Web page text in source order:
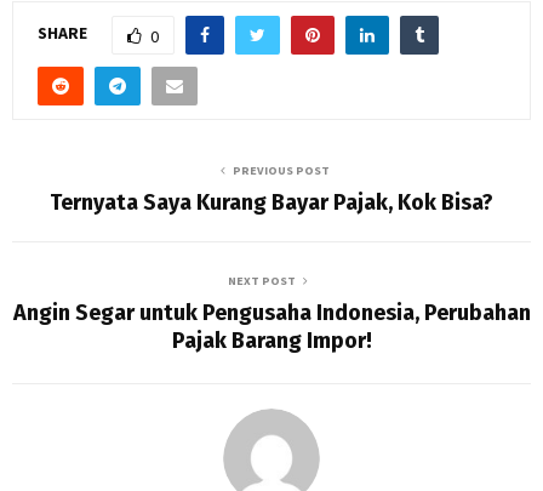
SHARE 0
PREVIOUS POST
Ternyata Saya Kurang Bayar Pajak, Kok Bisa?
NEXT POST
Angin Segar untuk Pengusaha Indonesia, Perubahan
Pajak Barang Impor!